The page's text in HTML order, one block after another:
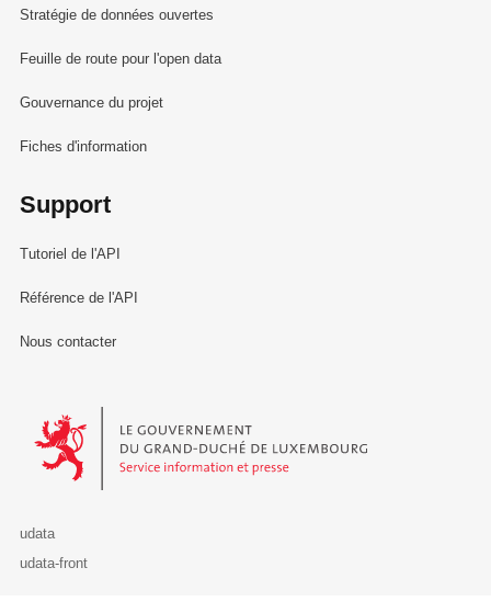
Stratégie de données ouvertes
Feuille de route pour l'open data
Gouvernance du projet
Fiches d'information
Support
Tutoriel de l'API
Référence de l'API
Nous contacter
Le Gouvernement du Grand-Duché de Luxembourg - Service
udata
udata-front